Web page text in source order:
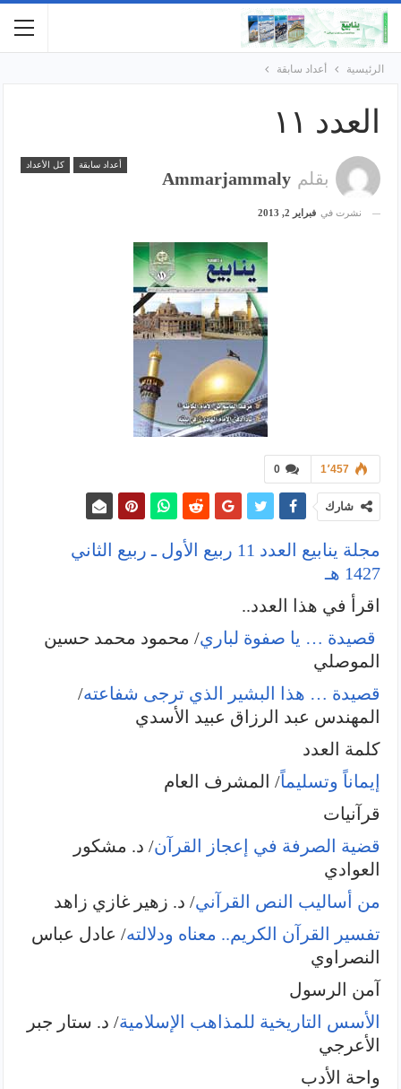
الرئيسية أعداد سابقة
العدد ١١
أعداد سابقة كل الأعداد
بقلم Ammarjammaly
نشرت في فبراير 2, 2013
0 1٬457
شارك
مجلة ينابيع العدد 11 ربيع الأول ـ ربيع الثاني
1427 هـ
اقرأ في هذا العدد..
قصيدة … يا صفوة لباري/ محمود محمد حسين
الموصلي
قصيدة … هذا البشير الذي ترجى شفاعته/
المهندس عبد الرزاق عبيد الأسدي
كلمة العدد
إيماناً وتسليماً/ المشرف العام
قرآنيات
قضية الصرفة في إعجاز القرآن/ د. مشكور
العوادي
من أساليب النص القرآني/ د. زهير غازي زاهد
تفسير القرآن الكريم.. معناه ودلالته/ عادل عباس
النصراوي
آمن الرسول
الأسس التاريخية للمذاهب الإسلامية/ د. ستار جبر
الأعرجي
واحة الأدب